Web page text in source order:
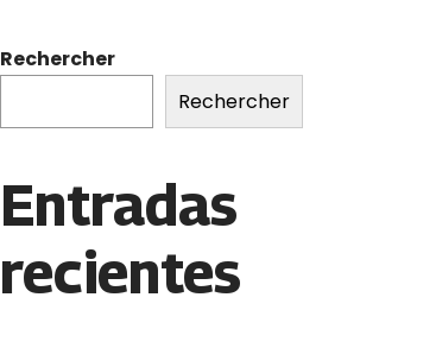
Rechercher
Rechercher
Entradas
recientes